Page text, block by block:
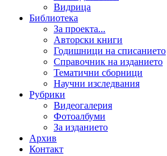
Видрица
Библиотека
За проекта...
Авторски книги
Годишници на списанието
Справочник на изданието
Тематични сборници
Научни изследвания
Рубрики
Видеогалерия
Фотоалбуми
За изданието
Архив
Контакт